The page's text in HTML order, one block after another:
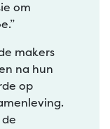
om
makers
na hun
op